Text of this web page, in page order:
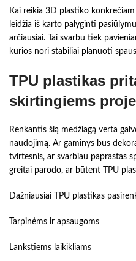
Kai reikia 3D plastiko
leidžia iš karto palyginti
arčiausiai. Tai svarbu tiek
kurios nori stabiliai planuoti
TPU plastikas
skirtingiems
Renkantis šią medžiagą verta
naudojimą. Ar gaminys bus
tvirtesnis, ar svarbiau paprastas
greitai parodo, ar būtent TPU
Dažniausiai TPU plastikas
Tarpinėms ir apsaugoms
Lankstiems laikikliams